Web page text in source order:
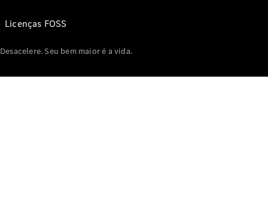
Licenças FOSS
Desacelere. Seu bem maior é a vida.